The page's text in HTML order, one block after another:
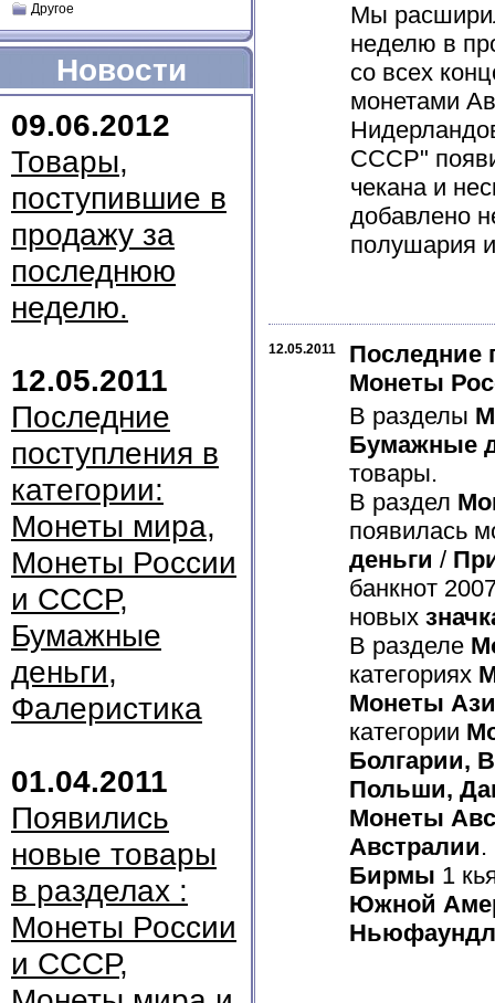
Другое
Новости
09.06.2012
Товары,
поступившие в
продажу за
последнюю
неделю.
12.05.2011
Последние
поступления в
категории:
Монеты мира,
Монеты России
и СССР,
Бумажные
деньги,
Фалеристика
01.04.2011
Появились
новые товары
в разделах :
Монеты России
и СССР,
Мы
неделю в
со всех
монетами
СССР"
чекана и
добавлено
полушария
12.05.2011
Последние
Монеты
В разделы
Бумажные
товары.
В раздел
появилась
деньги /
банкнот
новых
В разделе
категориях
Монеты
категории
Болгарии,
Польши,
Монеты
Австралии.
Бирмы 1
Южной